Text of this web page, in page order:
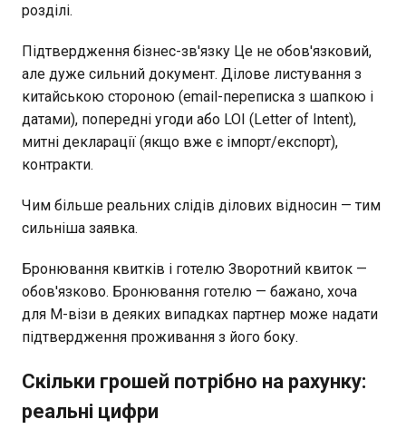
розділі.
Підтвердження бізнес-зв'язку Це не обов'язковий,
але дуже сильний документ. Ділове листування з
китайською стороною (email-переписка з шапкою і
датами), попередні угоди або LOI (Letter of Intent),
митні декларації (якщо вже є імпорт/експорт),
контракти.
Чим більше реальних слідів ділових відносин — тим
сильніша заявка.
Бронювання квитків і готелю Зворотний квиток —
обов'язково. Бронювання готелю — бажано, хоча
для M-візи в деяких випадках партнер може надати
підтвердження проживання з його боку.
Скільки грошей потрібно на рахунку:
реальні цифри